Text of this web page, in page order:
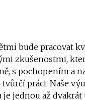
bude pracovat
zkušenostmi,
s pochopením a
tvůrčí práci. Naše
je jednou až